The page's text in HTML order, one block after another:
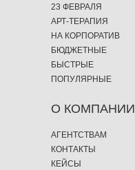
О КОМПАНИИ
23 ФЕВРАЛЯ
АРТ-ТЕРАПИЯ
НА КОРПОРАТИВ
БЮДЖЕТНЫЕ
БЫСТРЫЕ
ПОПУЛЯРНЫЕ
АГЕНТСТВАМ
КОНТАКТЫ
КЕЙСЫ